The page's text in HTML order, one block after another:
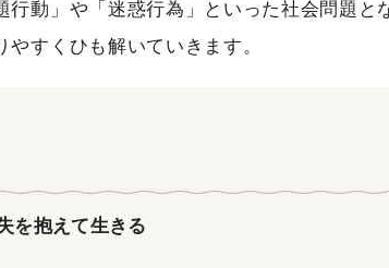
行動」や「迷惑行為」といった社会問題と
すくひも解いていきます。
を抱えて生きる